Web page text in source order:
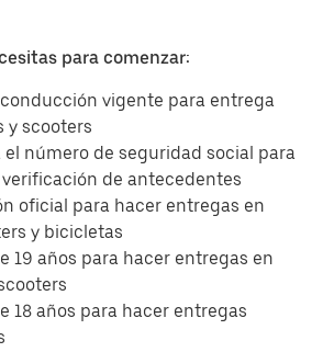
para comenzar:
vigente para entrega
y scooters
el número de seguridad social para
de antecedentes
oficial para hacer entregas en
y bicicletas
19 años para hacer entregas en
18 años para hacer entregas